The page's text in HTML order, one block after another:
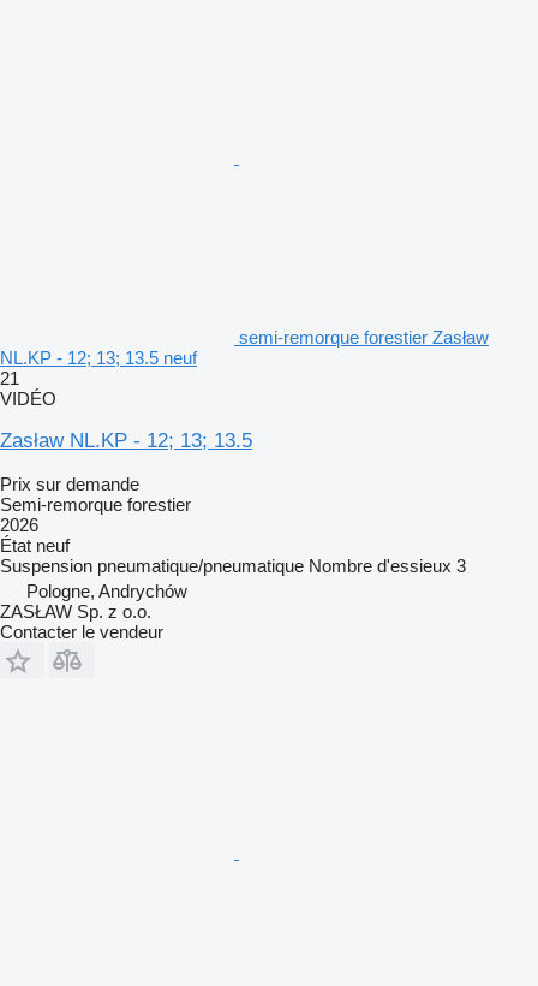
semi-remorque forestier Zasław
NL.KP - 12; 13; 13.5 neuf
21
VIDÉO
Zasław NL.KP - 12; 13; 13.5
Prix sur demande
Semi-remorque forestier
2026
État neuf
Suspension pneumatique/pneumatique Nombre d'essieux 3
Pologne, Andrychów
ZASŁAW Sp. z o.o.
Contacter le vendeur